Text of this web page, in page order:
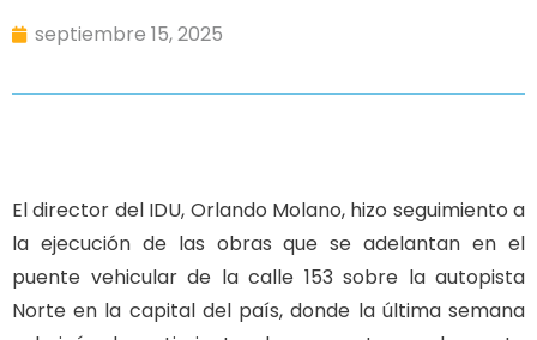
septiembre 15, 2025
El director del IDU, Orlando Molano, hizo seguimiento a
la ejecución de las obras que se adelantan en el
puente vehicular de la calle 153 sobre la autopista
Norte en la capital del país, donde la última semana